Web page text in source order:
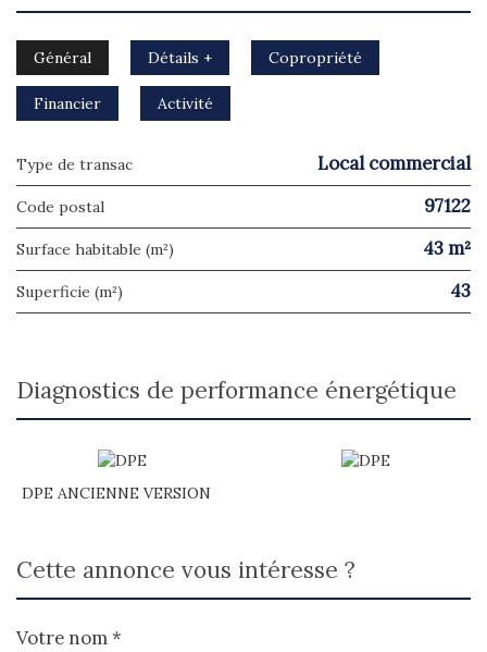
Général Détails + Copropriété
Financier Activité
Type de transac Local commercial
Code postal 97122
Surface habitable (m²) 43 m²
Superficie (m²) 43
diagnostics de performance énergétique
DPE ANCIENNE VERSION
cette annonce vous intéresse ?
Votre nom *